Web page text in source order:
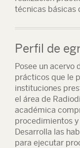
técnicas básicas
Perfil de
Posee un acervo
prácticos que le
instituciones
el área de
académica
procedimientos
Desarrolla las
para ejecutar